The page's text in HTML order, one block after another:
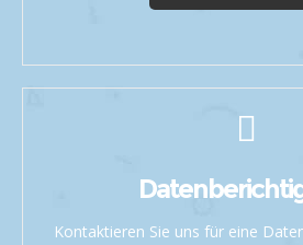
Kontaktieren Sie uns für eine